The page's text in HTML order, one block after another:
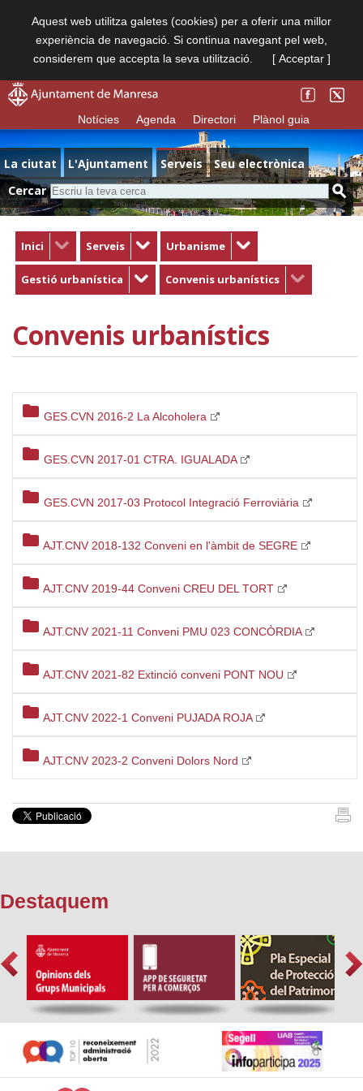
Aquest web utilitza galetes (cookies) per a oferir una millor
experiència de navegació. Si continua navegant pel web,
considerem que accepta la seva utilització.
[ Acceptar ]
Notícies Agenda Directori Plànol guia
La ciutat L'Ajuntament Serveis
Seu electrònica
Cercar
Inici Serveis Urbanisme
Gestió urbanística Convenis urbanístics
Convenis urbanístics
folder GES.CVN 2016-2 La Alcoholera
folder GES.CVN 2017-01 CTRA. IGUALADA
folder GES.CVN 2017-03 Protocol Integració Ferroviària
folder AJT.CNV 2018-132 Conveni en l'àmbit de SEGRE
folder AJT.CNV 2019-44 Conveni CREU DEL TORT
folder AJT.CNV 2021-11 Conveni PMU 023 CONCÒRDIA
folder AJT.CNV 2021-82 Extinció conveni PONT NOU
folder AJT.CNV 2022-1 Conveni PUJADA ROJA
folder AJT.CNV 2023-2 Conveni Dolors Nord
Destaquem